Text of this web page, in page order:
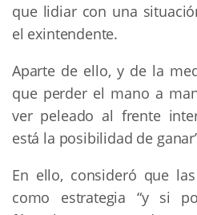
que lidiar con una
el exintendente.
Aparte de ello, y de la
que perder el mano a
ver peleado al frente
está la posibilidad de
En ello, consideró que
como estrategia “y si